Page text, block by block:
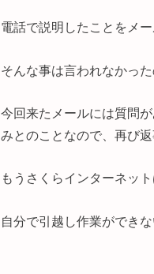
電話で説明したことをメ
そんな事は言われなかっ
今回来たメールには質問
みとのことなので、再び
もうさくらインターネッ
自分で引越し作業ができ